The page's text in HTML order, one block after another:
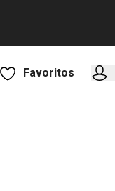
Favoritos